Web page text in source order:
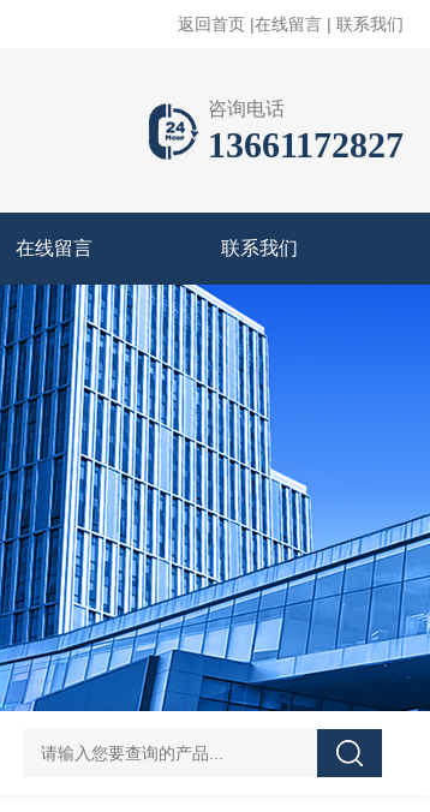
返回首页 |在线留言 | 联系我们
咨询电话
13661172827
在线留言 联系我们
30T1静电放电发生器 PESD-20T1静电放电发生器